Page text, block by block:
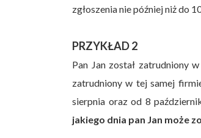
zgłoszenia nie później niż do
PRZYKŁAD 2
Pan Jan został zatrudniony
zatrudniony w tej samej
sierpnia oraz od 8
jakiego dnia pan Jan może